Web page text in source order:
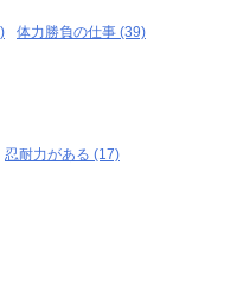
体力勝負の仕事 (39)
忍耐力がある (17)